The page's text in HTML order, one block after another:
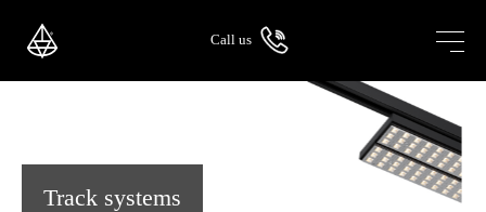
content
Call us
Track systems